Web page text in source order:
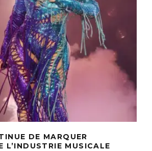
DE MARQUER
L’INDUSTRIE MUSICALE